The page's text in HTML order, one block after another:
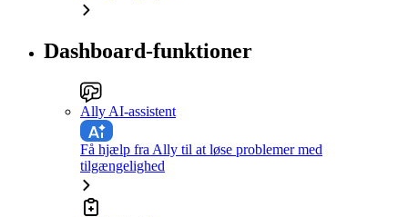
Dashboard-funktioner
Ally AI-assistent
Få hjælp fra Ally til at løse problemer med
tilgængelighed